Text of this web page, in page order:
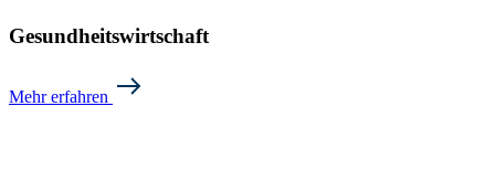
Gesundheitswirtschaft
Mehr erfahren